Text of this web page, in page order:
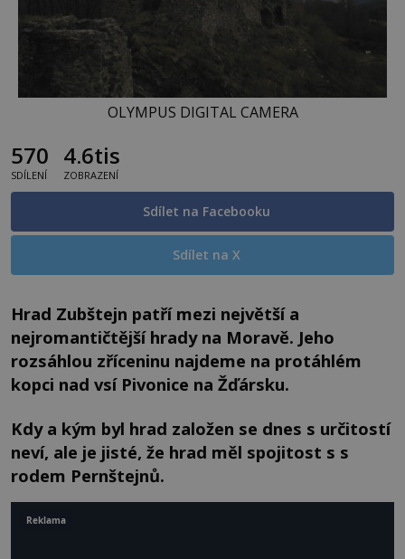
OLYMPUS DIGITAL CAMERA
570
SDÍLENÍ
4.6tis
ZOBRAZENÍ
Sdílet na Facebooku
Sdílet na X
Hrad Zubštejn patří mezi největší a
nejromantičtější hrady na Moravě. Jeho
rozsáhlou zříceninu najdeme na protáhlém
kopci nad vsí Pivonice na Žďársku.
Kdy a kým byl hrad založen se dnes s určitostí
neví, ale je jisté, že hrad měl spojitost s s
rodem Pernštejnů.
Reklama